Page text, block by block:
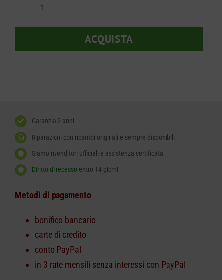
Husqvarna
ACQUISTA
Garanzia 2 anni
Riparazioni con ricambi originali e sempre disponibili
Siamo rivenditori ufficiali e assistenza certificata
Diritto di recesso entro 14 giorni
Metodi di pagamento
bonifico bancario
carte di credito
conto PayPal
in 3 rate mensili senza interessi con PayPal